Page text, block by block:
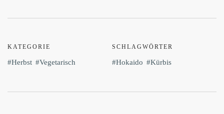
KATEGORIE
Herbst Vegetarisch
SCHLAGWÖRTER
Hokaido Kürbis